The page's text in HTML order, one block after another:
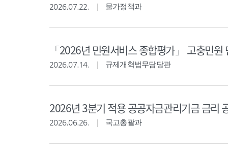
2026.07.22. 물가정책과
「2026년 민원서비스 종합평가」 고충민
2026.07.14. 규제개혁법무담당관
2026년 3분기 적용 공공자금관리기금 금리
2026.06.26. 국고총괄과